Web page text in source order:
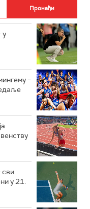
у
–
сви
у 21.